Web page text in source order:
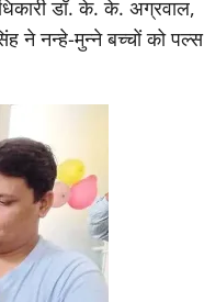
डॉ. के. के. अग्रवाल,
ने नन्हे-मुन्ने बच्चों को पल्स